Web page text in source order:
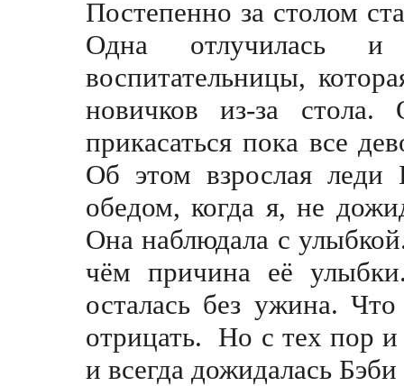
Постепенно за столом
Одна отлучилась
воспитательницы,
новичков из-за
прикасаться пока все
Об этом взрослая леди
обедом, когда я, не
Она наблюдала с
чём причина её
осталась без ужина.
отрицать. Но с тех пор и
и всегда дожидалась